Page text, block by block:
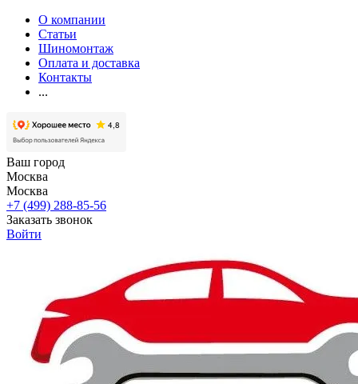
О компании
Статьи
Шиномонтаж
Оплата и доставка
Контакты
...
Ваш город
Москва
Москва
+7 (499) 288-85-56
Заказать звонок
Войти